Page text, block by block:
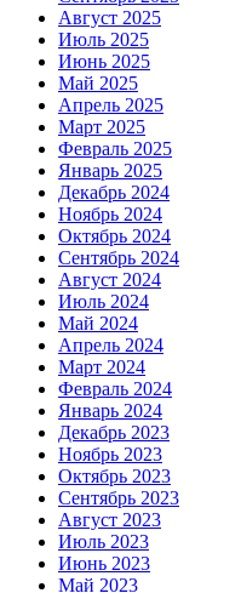
Август 2025
Июль 2025
Июнь 2025
Май 2025
Апрель 2025
Март 2025
Февраль 2025
Январь 2025
Декабрь 2024
Ноябрь 2024
Октябрь 2024
Сентябрь 2024
Август 2024
Июль 2024
Май 2024
Апрель 2024
Март 2024
Февраль 2024
Январь 2024
Декабрь 2023
Ноябрь 2023
Октябрь 2023
Сентябрь 2023
Август 2023
Июль 2023
Июнь 2023
Май 2023